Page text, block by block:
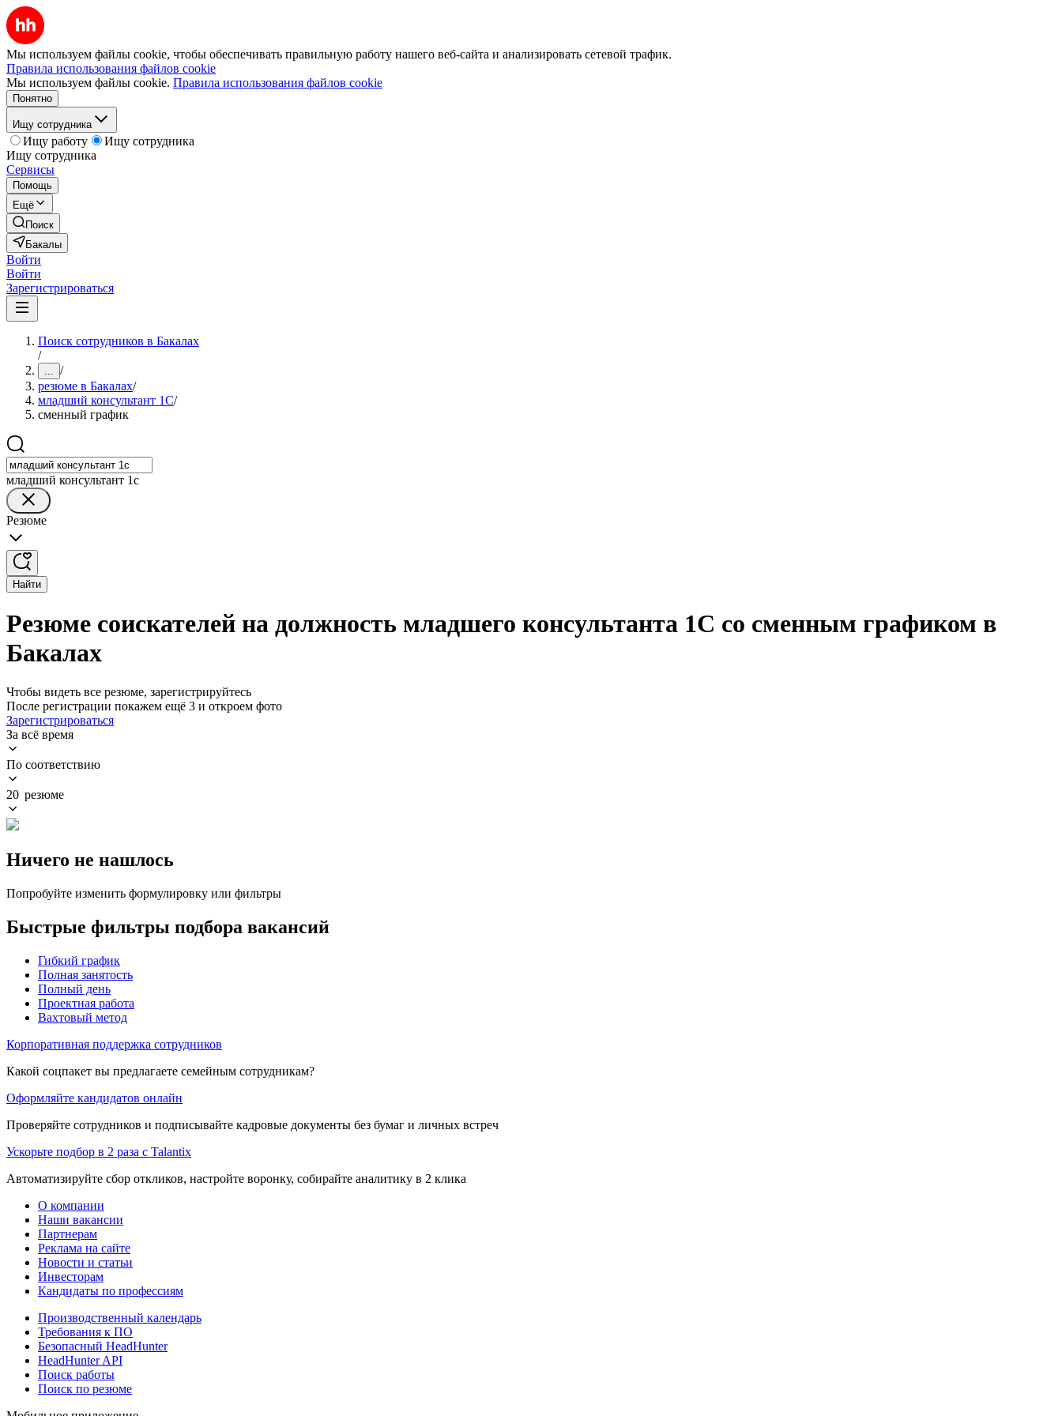
Мы используем файлы cookie, чтобы обеспечивать правильную работу нашего веб-сайта и анализировать сетевой трафик.
Правила использования файлов cookie
Мы используем файлы cookie. Правила использования файлов cookie
Понятно
Ищу сотрудника
Ищу работу
Ищу сотрудника
Ищу сотрудника
Сервисы
Помощь
Ещё
Поиск
Бакалы
Войти
Войти
Зарегистрироваться
Поиск сотрудников в Бакалах
/
... /
резюме в Бакалах/
младший консультант 1С/
сменный график
младший консультант 1с
Резюме
Найти
Резюме соискателей на должность младшего консультанта 1С со сменным графиком в
Бакалах
Чтобы видеть все резюме, зарегистрируйтесь
После регистрации покажем ещё 3 и откроем фото
Зарегистрироваться
За всё время
По соответствию
20 резюме
Ничего не нашлось
Попробуйте изменить формулировку или фильтры
Быстрые фильтры подбора вакансий
Гибкий график
Полная занятость
Полный день
Проектная работа
Вахтовый метод
Корпоративная поддержка сотрудников
Какой соцпакет вы предлагаете семейным сотрудникам?
Оформляйте кандидатов онлайн
Проверяйте сотрудников и подписывайте кадровые документы без бумаг и личных встреч
Ускорьте подбор в 2 раза с Talantix
Автоматизируйте сбор откликов, настройте воронку, собирайте аналитику в 2 клика
О компании
Наши вакансии
Партнерам
Реклама на сайте
Новости и статьи
Инвесторам
Кандидаты по профессиям
Производственный календарь
Требования к ПО
Безопасный HeadHunter
HeadHunter API
Поиск работы
Поиск по резюме